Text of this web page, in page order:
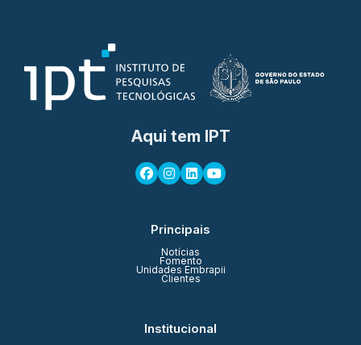
Aqui tem IPT
Principais
Notícias
Fomento
Unidades Embrapii
Clientes
Institucional